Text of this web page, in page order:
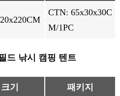
CTN: 65x30x30C
M/1PC
드 낚시 캠핑 텐트
크기 패키지